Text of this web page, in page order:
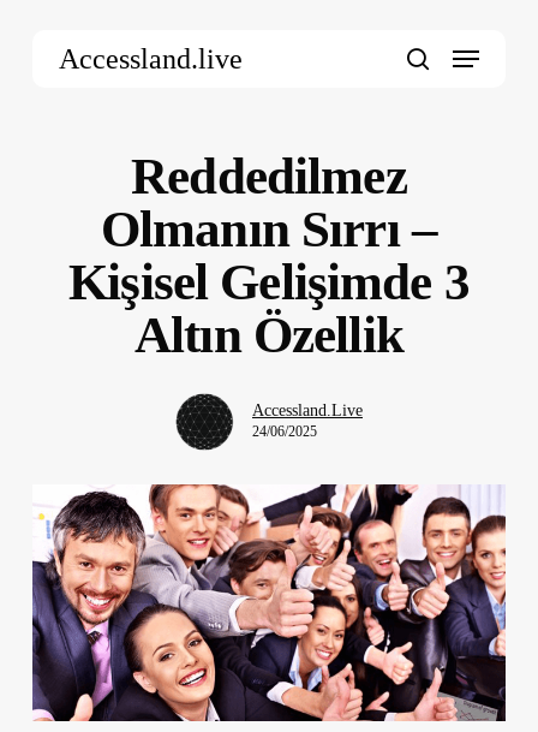
Accessland.live Menu
Reddedilmez
Olmanın Sırrı –
Kişisel Gelişimde 3
Altın Özellik
Accessland.Live
24/06/2025